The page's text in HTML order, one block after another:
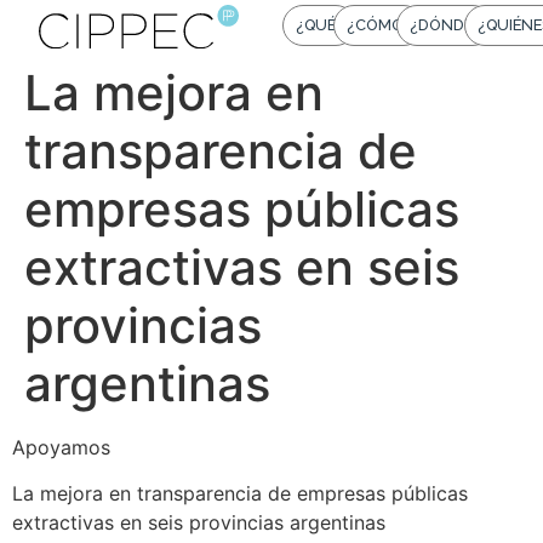
¿QUÉ? ¿CÓMO?¿DÓNDE?
La mejora en
transparencia de
empresas públicas
extractivas en seis
provincias
argentinas
Apoyamos
La mejora en transparencia de empresas públicas
extractivas en seis provincias argentinas